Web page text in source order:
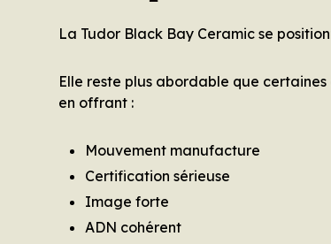
La Tudor Black Bay Ceramic se
Elle reste plus abordable que
en offrant :
Mouvement manufacture
Certification sérieuse
Image forte
ADN cohérent